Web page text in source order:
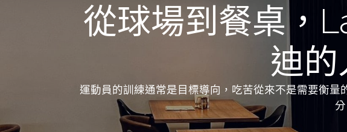
從球場到餐桌，
迪
運動員的訓練通常是目標導向，吃苦從來不是需要衡